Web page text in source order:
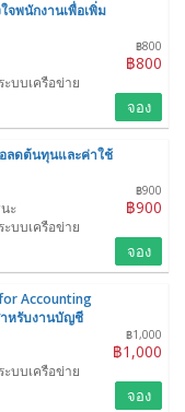
จพนักงานเพื่อเพิ่ม
฿800
฿800
บบเครือข่าย
จอง
ลดต้นทุนและค่าใช้
฿900
฿900
ะ
บบเครือข่าย
จอง
Accounting
ำหรับงานบัญชี
฿1,000
฿1,000
บบเครือข่าย
จอง